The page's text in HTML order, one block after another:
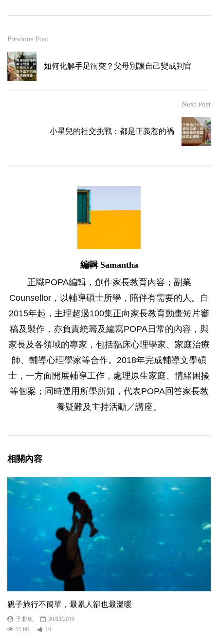
Previous Post
如何化解手足衝突？父母別讓自己變成判官
Next Post
小星兒的社交挑戰：都是正義惹的禍
編輯 Samantha
正職POPA編輯，創作家長教育內容；副業
Counsellor，以輔導碩士所學，陪伴有需要的人。自
2015年起，主理超過100集正向家長教育動畫短片審
稿及製作，亦負責統籌及編寫POPA日常的內容，與
家長及各領域的專家，包括臨床心理學家、家庭治療
師、輔導心理學家等合作。2018年完成輔導文學碩
士，一方面開展輔導工作，處理原生家庭、情緒困擾
等個案；同時運用所學所知，代表POPA回答家長教
養疑難及主持活動／講座。
相關內容
親子旅行不簡單，最累人卻也最溫暖
子非魚
20/03/2019
11.6K
10